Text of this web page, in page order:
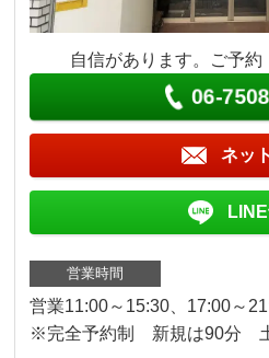
自信があります。ご予約
06-
ネッ
営業時間
営業11:00～15:30、17:00～
※完全予約制 新規は90分